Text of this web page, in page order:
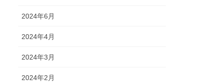
2024年6月
2024年4月
2024年3月
2024年2月